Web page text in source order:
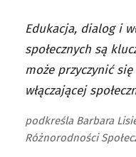
Edukacja, dialog i
społecznych są
może przyczynić
włączającej
podkreśla Barbara
Różnorodności